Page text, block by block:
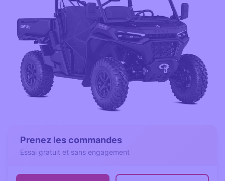
Prenez les commandes
Essai gratuit et sans engagement